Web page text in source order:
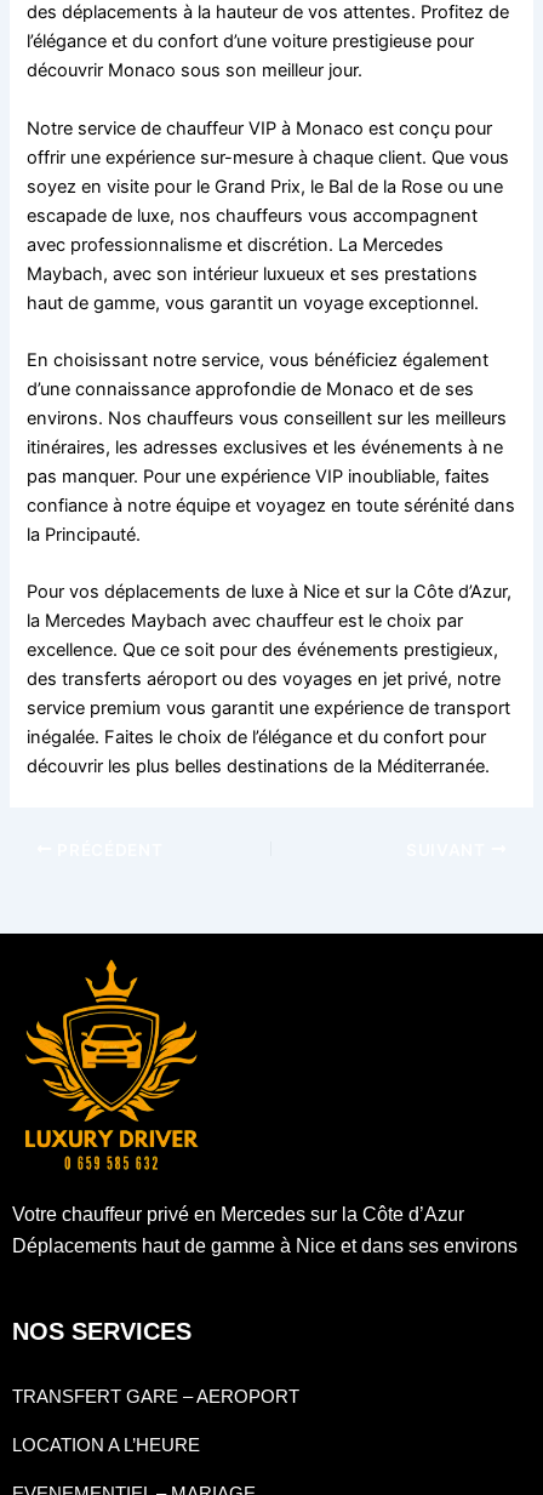
des déplacements à la hauteur de vos attentes. Profitez de
l’élégance et du confort d’une voiture prestigieuse pour
découvrir Monaco sous son meilleur jour.
Notre service de chauffeur VIP à Monaco est conçu pour
offrir une expérience sur-mesure à chaque client. Que vous
soyez en visite pour le Grand Prix, le Bal de la Rose ou une
escapade de luxe, nos chauffeurs vous accompagnent
avec professionnalisme et discrétion. La Mercedes
Maybach, avec son intérieur luxueux et ses prestations
haut de gamme, vous garantit un voyage exceptionnel.
En choisissant notre service, vous bénéficiez également
d’une connaissance approfondie de Monaco et de ses
environs. Nos chauffeurs vous conseillent sur les meilleurs
itinéraires, les adresses exclusives et les événements à ne
pas manquer. Pour une expérience VIP inoubliable, faites
confiance à notre équipe et voyagez en toute sérénité dans
la Principauté.
Pour vos déplacements de luxe à Nice et sur la Côte d’Azur,
la Mercedes Maybach avec chauffeur est le choix par
excellence. Que ce soit pour des événements prestigieux,
des transferts aéroport ou des voyages en jet privé, notre
service premium vous garantit une expérience de transport
inégalée. Faites le choix de l’élégance et du confort pour
découvrir les plus belles destinations de la Méditerranée.
Votre chauffeur privé en Mercedes sur la Côte d’Azur
Déplacements haut de gamme à Nice et dans ses environs
NOS SERVICES
TRANSFERT GARE – AEROPORT
LOCATION A L’HEURE